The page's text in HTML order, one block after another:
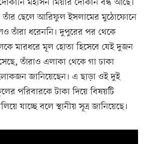
মহসিন মিয়ার দোকান বন্ধ আছে।
তাঁর ছেলে আরিফুল ইসলামের মুঠোফোনে
তাঁরা ধরেননি। দুপুরের পর থেকে
মারধরে মূল হোতা হিসেবে যেই দুজন
তাঁরাও এলাকা থেকে গা ঢাকা
লোকজন জানিয়েছেন। এ ছাড়া ওই দুই
পরিবারকে টাকা দিয়ে বিষয়টি
যাচ্ছে বলে স্থানীয় সূত্র জানিয়েছে।